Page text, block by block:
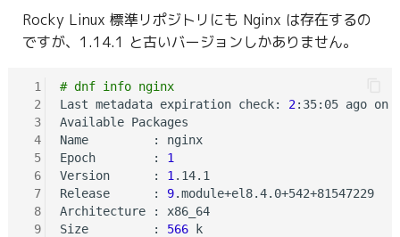
Rocky Linux 標準リポジトリにも Nginx は存在するの
ですが、1.14.1 と古いバージョンしかありません。
1
2
3
4
5
6
7
8
9
# dnf info nginx
Last metadata expiration check: 2:35:05 ago on
Available Packages
Name         : nginx
Epoch        : 1
Version      : 1 .14.1
Release      : 9.module+el8.4.0+542+81547229
Architecture : x86_64
Size         : 566 k